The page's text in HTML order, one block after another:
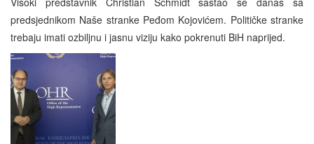
predsjednikom Naše stranke Peđom Kojovićem. Političke stranke
trebaju imati ozbiljnu i jasnu viziju kako pokrenuti BiH naprijed.